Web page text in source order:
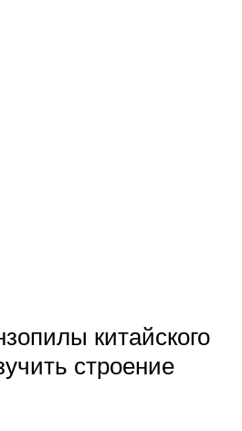
китайского
строение